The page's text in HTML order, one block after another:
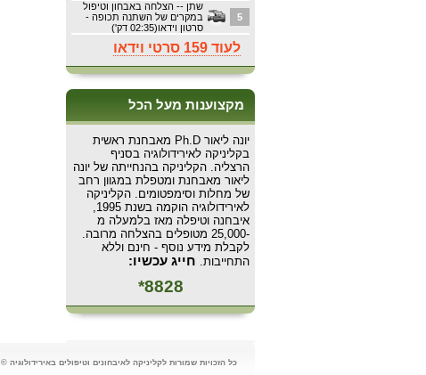
שתן -- הצלחה באבחון וטיפול
במקרים של השתנה תכופה -
סרטון וידאו(02:35 דק')
5
לעוד 159 סרטי וידאו
מקצוענות מעל הכל
יונה ליאור Ph.D מאבחנת ראשית
בקליניקה לאירידולוגיה בסניף
הרצליה. הקליניקה בהנחייתה של יונה
ליאור מאבחנת ומטפלת במגוון רחב
של מחלות וסימפטומים. הקליניקה
לאירידולוגיה הוקמה בשנת 1995,
איבחנה וטיפלה מאז בלמעלה מ
-25,000 מטופלים בהצלחה מרובה.
לקבלת מידע נוסף - חינם וללא
התחייבות. חייג עכשיו:
8828*
כל הזכויות שמורות לקליניקה לאיבחונים וטיפולים באירידולוגיה © 2010